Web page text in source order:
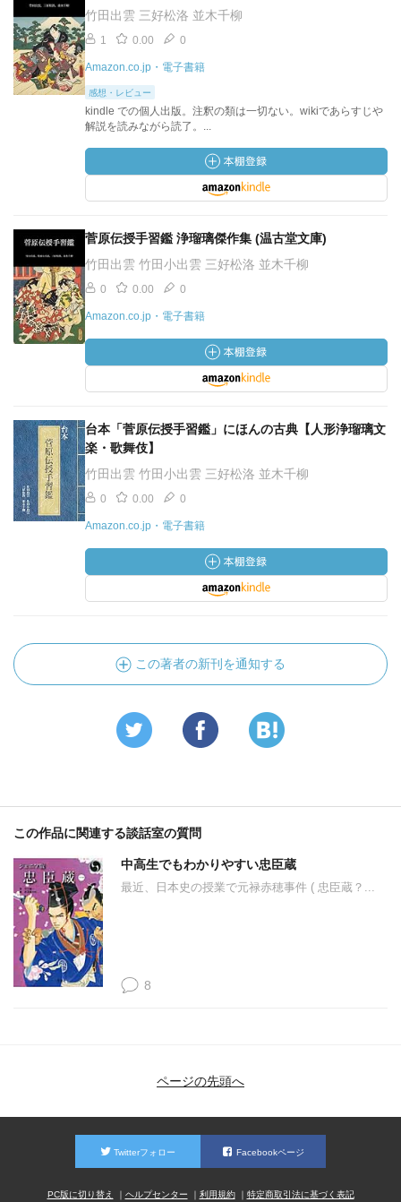
竹田出雲 三好松洛 並木千柳
1 0.00 0
Amazon.co.jp・電子書籍
感想・レビュー
kindle での個人出版。注釈の類は一切ない。wikiであらすじや
解説を読みながら読了。...
菅原伝授手習鑑 浄瑠璃傑作集 (温古堂文庫)
竹田出雲 竹田小出雲 三好松洛 並木千柳
0 0.00 0
Amazon.co.jp・電子書籍
台本「菅原伝授手習鑑」にほんの古典【人形浄瑠璃文
楽・歌舞伎】
竹田出雲 竹田小出雲 三好松洛 並木千柳
0 0.00 0
Amazon.co.jp・電子書籍
この著者の新刊を通知する
この作品に関連する談話室の質問
中高生でもわかりやすい忠臣蔵
最近、日本史の授業で元禄赤穂事件 ( 忠臣蔵？...
8
ページの先頭へ
Twitterフォロー Facebookページ
PC版に切り替え ヘルプセンター 利用規約 特定商取引法に基づく表記